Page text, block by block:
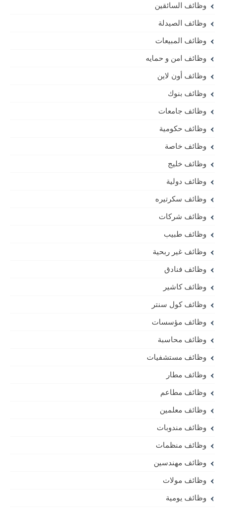
وظائف السائقين
وظائف الصيدلة
وظائف المبيعات
وظائف امن و حمايه
وظائف أون لاين
وظائف بنوك
وظائف جامعات
وظائف حكومية
وظائف خاصة
وظائف خليج
وظائف دولية
وظائف سكرتيره
وظائف شركات
وظائف طبيب
وظائف غير ربحية
وظائف فنادق
وظائف كاشير
وظائف كول سنتر
وظائف مؤسسات
وظائف محاسبة
وظائف مستشفيات
وظائف مطار
وظائف مطاعم
وظائف معلمين
وظائف مندوبات
وظائف منظمات
وظائف مهندسين
وظائف مولات
وظائف يومية